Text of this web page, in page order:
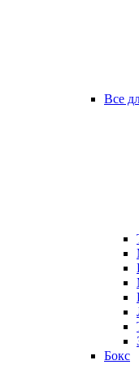
Все
Бокс